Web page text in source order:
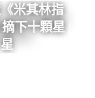
米其林指
下十顆星
星